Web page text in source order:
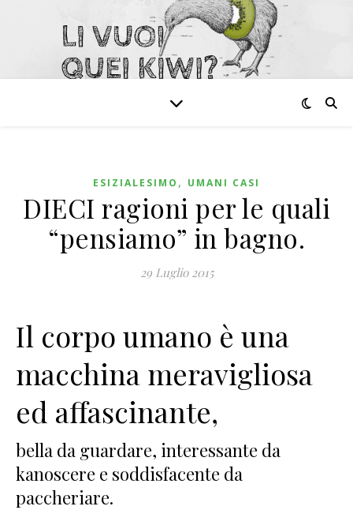
ESIZIALESIMO , UMANI CASI
DIECI ragioni per le quali
“pensiamo” in bagno.
29 Luglio 2015
Il corpo umano è una
macchina meravigliosa
ed affascinante,
bella da guardare, interessante da
kanoscere e soddisfacente da
paccheriare.